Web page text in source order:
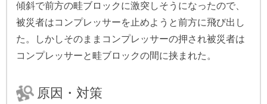
傾斜で前方の畦ブロックに激突しそうになったので、
被災者はコンプレッサーを止めようと前方に飛び出し
た。しかしそのままコンプレッサーの押され被災者は
コンプレッサーと畦ブロックの間に挟まれた。
原因・対策